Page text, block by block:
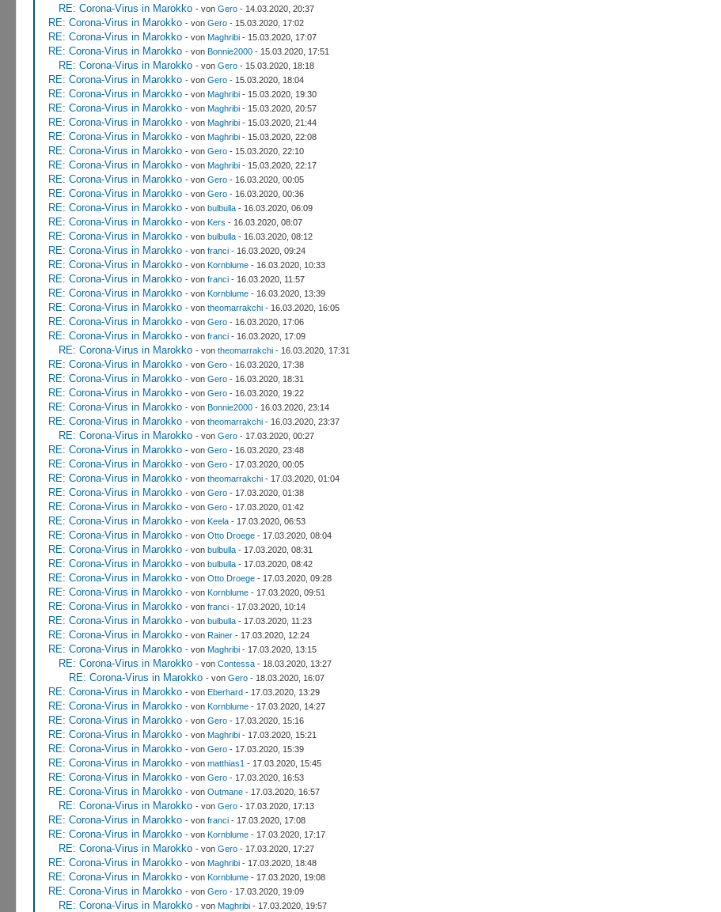
RE: Corona-Virus in Marokko - von Gero- 14.03.2020, 20:37
RE: Corona-Virus in Marokko - von Gero- 15.03.2020, 17:02
RE: Corona-Virus in Marokko - von Maghribi- 15.03.2020, 17:07
RE: Corona-Virus in Marokko - von Bonnie2000- 15.03.2020, 17:51
RE: Corona-Virus in Marokko - von Gero- 15.03.2020, 18:18
RE: Corona-Virus in Marokko - von Gero- 15.03.2020, 18:04
RE: Corona-Virus in Marokko - von Maghribi- 15.03.2020, 19:30
RE: Corona-Virus in Marokko - von Maghribi- 15.03.2020, 20:57
RE: Corona-Virus in Marokko - von Maghribi- 15.03.2020, 21:44
RE: Corona-Virus in Marokko - von Maghribi- 15.03.2020, 22:08
RE: Corona-Virus in Marokko - von Gero- 15.03.2020, 22:10
RE: Corona-Virus in Marokko - von Maghribi- 15.03.2020, 22:17
RE: Corona-Virus in Marokko - von Gero- 16.03.2020, 00:05
RE: Corona-Virus in Marokko - von Gero- 16.03.2020, 00:36
RE: Corona-Virus in Marokko - von bulbulla- 16.03.2020, 06:09
RE: Corona-Virus in Marokko - von Kers - 16.03.2020, 08:07
RE: Corona-Virus in Marokko - von bulbulla- 16.03.2020, 08:12
RE: Corona-Virus in Marokko - von franci- 16.03.2020, 09:24
RE: Corona-Virus in Marokko - von Kornblume- 16.03.2020, 10:33
RE: Corona-Virus in Marokko - von franci- 16.03.2020, 11:57
RE: Corona-Virus in Marokko - von Kornblume- 16.03.2020, 13:39
RE: Corona-Virus in Marokko - von theomarrakchi- 16.03.2020, 16:05
RE: Corona-Virus in Marokko - von Gero- 16.03.2020, 17:06
RE: Corona-Virus in Marokko - von franci- 16.03.2020, 17:09
RE: Corona-Virus in Marokko - von theomarrakchi- 16.03.2020, 17:31
RE: Corona-Virus in Marokko - von Gero- 16.03.2020, 17:38
RE: Corona-Virus in Marokko - von Gero- 16.03.2020, 18:31
RE: Corona-Virus in Marokko - von Gero- 16.03.2020, 19:22
RE: Corona-Virus in Marokko - von Bonnie2000- 16.03.2020, 23:14
RE: Corona-Virus in Marokko - von theomarrakchi- 16.03.2020, 23:37
RE: Corona-Virus in Marokko - von Gero- 17.03.2020, 00:27
RE: Corona-Virus in Marokko - von Gero- 16.03.2020, 23:48
RE: Corona-Virus in Marokko - von Gero- 17.03.2020, 00:05
RE: Corona-Virus in Marokko - von theomarrakchi- 17.03.2020, 01:04
RE: Corona-Virus in Marokko - von Gero- 17.03.2020, 01:38
RE: Corona-Virus in Marokko - von Gero- 17.03.2020, 01:42
RE: Corona-Virus in Marokko - von Keela- 17.03.2020, 06:53
RE: Corona-Virus in Marokko - von Otto Droege- 17.03.2020, 08:04
RE: Corona-Virus in Marokko - von bulbulla- 17.03.2020, 08:31
RE: Corona-Virus in Marokko - von bulbulla- 17.03.2020, 08:42
RE: Corona-Virus in Marokko - von Otto Droege- 17.03.2020, 09:28
RE: Corona-Virus in Marokko - von Kornblume- 17.03.2020, 09:51
RE: Corona-Virus in Marokko - von franci- 17.03.2020, 10:14
RE: Corona-Virus in Marokko - von bulbulla- 17.03.2020, 11:23
RE: Corona-Virus in Marokko - von Rainer- 17.03.2020, 12:24
RE: Corona-Virus in Marokko - von Maghribi- 17.03.2020, 13:15
RE: Corona-Virus in Marokko - von Contessa- 18.03.2020, 13:27
RE: Corona-Virus in Marokko - von Gero- 18.03.2020, 16:07
RE: Corona-Virus in Marokko - von Eberhard- 17.03.2020, 13:29
RE: Corona-Virus in Marokko - von Kornblume- 17.03.2020, 14:27
RE: Corona-Virus in Marokko - von Gero- 17.03.2020, 15:16
RE: Corona-Virus in Marokko - von Maghribi- 17.03.2020, 15:21
RE: Corona-Virus in Marokko - von Gero- 17.03.2020, 15:39
RE: Corona-Virus in Marokko - von matthias1 - 17.03.2020, 15:45
RE: Corona-Virus in Marokko - von Gero- 17.03.2020, 16:53
RE: Corona-Virus in Marokko - von Outmane- 17.03.2020, 16:57
RE: Corona-Virus in Marokko - von Gero- 17.03.2020, 17:13
RE: Corona-Virus in Marokko - von franci- 17.03.2020, 17:08
RE: Corona-Virus in Marokko - von Kornblume- 17.03.2020, 17:17
RE: Corona-Virus in Marokko - von Gero- 17.03.2020, 17:27
RE: Corona-Virus in Marokko - von Maghribi- 17.03.2020, 18:48
RE: Corona-Virus in Marokko - von Kornblume- 17.03.2020, 19:08
RE: Corona-Virus in Marokko - von Gero- 17.03.2020, 19:09
RE: Corona-Virus in Marokko - von Maghribi- 17.03.2020, 19:57